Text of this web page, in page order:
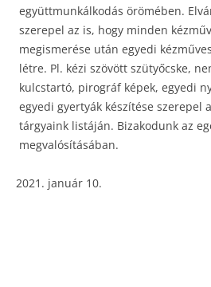
együttmunkálkodás örömében.
szerepel az is, hogy minden
megismerése után egyedi
létre. Pl. kézi szövött szütyőcske,
kulcstartó, pirográf képek, egyedi
egyedi gyertyák készítése szerepel
tárgyaink listáján. Bizakodunk az
megvalósításában.
január 10.